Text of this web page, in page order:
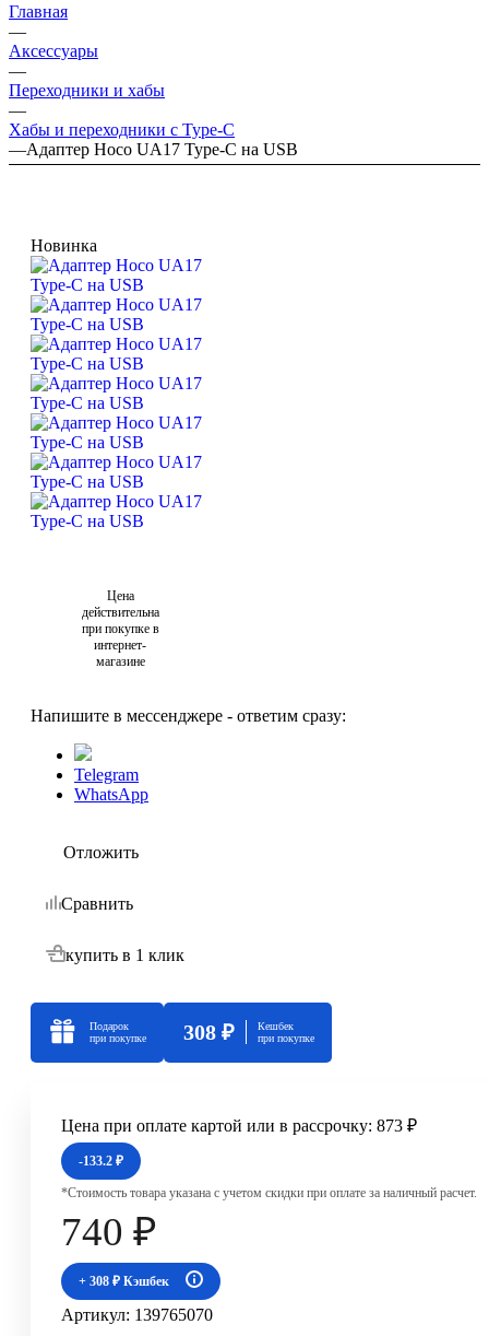
Главная
—
Аксессуары
—
Переходники и хабы
—
Хабы и переходники с Type-C
—Адаптер Hoco UA17 Type-C на USB
Новинка
Цена
действительна
при покупке в
интернет-
магазине
Напишите в мессенджере - ответим сразу:
Telegram
WhatsApp
Отложить
Сравнить
купить в 1 клик
Подарок
при покупке
308 ₽
Кешбек
при покупке
Цена при оплате картой или в рассрочку: 873 ₽
-133.2 ₽
*Стоимость товара указана с учетом скидки при оплате за наличный расчет.
740 ₽
+ 308 ₽ Кэшбек
Артикул: 139765070